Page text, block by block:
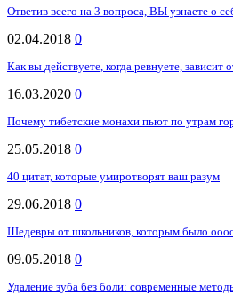
Ответив всего на 3 вопроса, ВЫ узнаете о
02.04.2018 0
Как вы действуете, когда ревнуете, зависит
16.03.2020 0
Почему тибетские монахи пьют по утрам
25.05.2018 0
40 цитат, которые умиротворят ваш разум
29.06.2018 0
Шедевры от школьников, которым было
09.05.2018 0
Удаление зуба без боли: современные